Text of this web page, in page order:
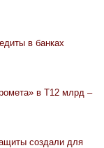
в банках
в Т12 млрд –
создали для